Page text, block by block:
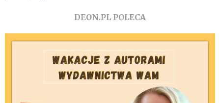
DEON.PL POLECA